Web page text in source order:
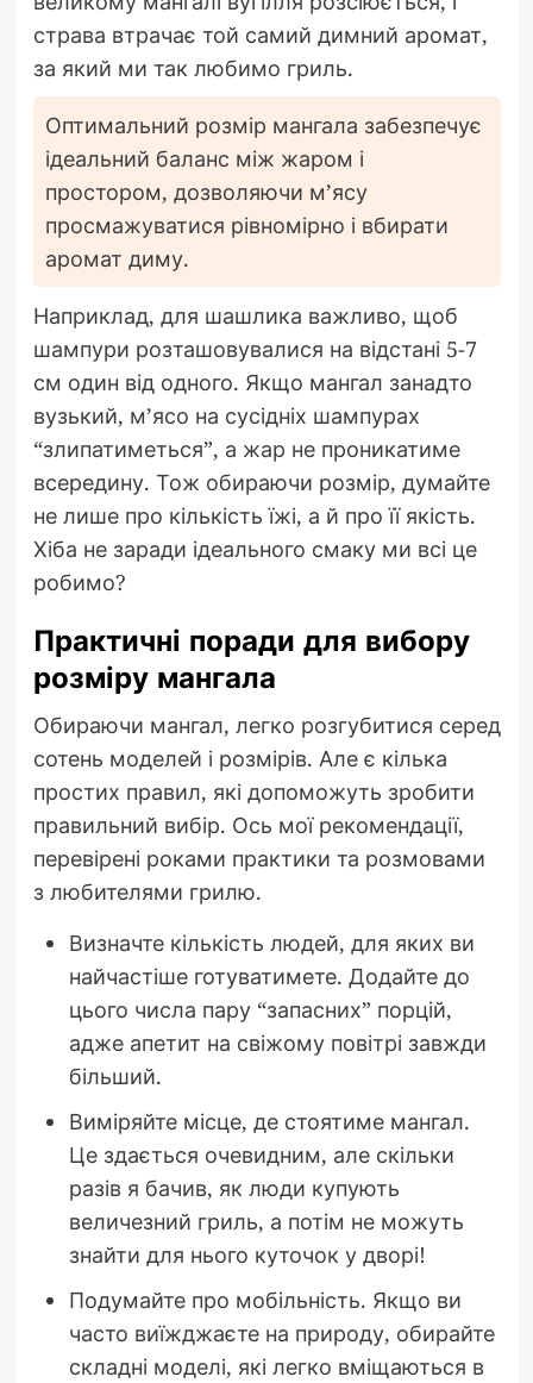
страва втрачає той самий димний аромат,
за який ми так любимо гриль.
Оптимальний розмір мангала забезпечує
ідеальний баланс між жаром і
простором, дозволяючи м’ясу
просмажуватися рівномірно і вбирати
аромат диму.
Наприклад, для шашлика важливо, щоб
шампури розташовувалися на відстані 5-7
см один від одного. Якщо мангал занадто
вузький, м’ясо на сусідніх шампурах
“злипатиметься”, а жар не проникатиме
всередину. Тож обираючи розмір, думайте
не лише про кількість їжі, а й про її якість.
Хіба не заради ідеального смаку ми всі це
робимо?
Практичні поради для вибору
розміру мангала
Обираючи мангал, легко розгубитися серед
сотень моделей і розмірів. Але є кілька
простих правил, які допоможуть зробити
правильний вибір. Ось мої рекомендації,
перевірені роками практики та розмовами
з любителями грилю.
Визначте кількість людей, для яких ви
найчастіше готуватимете. Додайте до
цього числа пару “запасних” порцій,
адже апетит на свіжому повітрі завжди
більший.
Виміряйте місце, де стоятиме мангал.
Це здається очевидним, але скільки
разів я бачив, як люди купують
величезний гриль, а потім не можуть
знайти для нього куточок у дворі!
Подумайте про мобільність. Якщо ви
часто виїжджаєте на природу, обирайте
складні моделі, які легко вміщаються в